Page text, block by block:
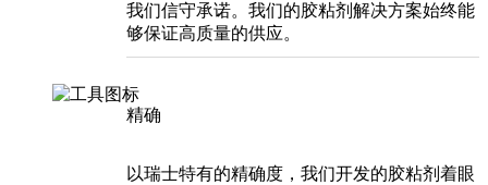
我们信守承诺。我们的胶粘剂解决方案始终能
够保证高质量的供应。
精确
以瑞士特有的精确度，我们开发的胶粘剂着眼